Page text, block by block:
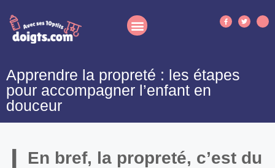
Apprendre la propreté : les étapes
pour accompagner l’enfant en
douceur
En bref, la propreté, c’est du